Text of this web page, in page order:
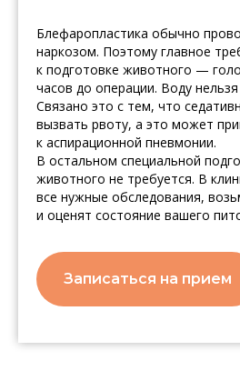
Блефаропластика обычно
наркозом. Поэтому главное
к подготовке животного —
часов до операции. Воду
Связано это с тем, что
вызвать рвоту, а это может
к аспирационной пневмонии.
В остальном специальной
животного не требуется. В
все нужные обследования,
и оценят состояние вашего
Записаться на прием